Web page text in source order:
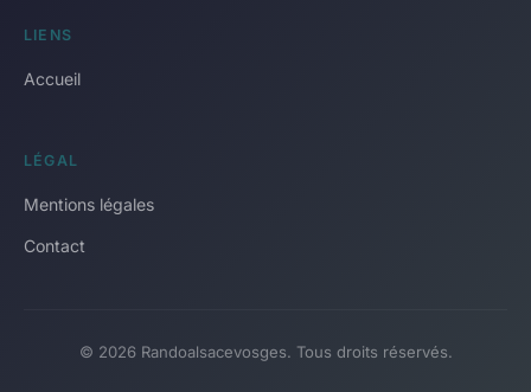
LIENS
Accueil
LÉGAL
Mentions légales
Contact
© 2026 Randoalsacevosges. Tous droits réservés.